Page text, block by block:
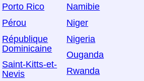
Porto Rico
Pérou
République
Dominicaine
Saint-Kitts-et-
Nevis
Namibie
Niger
Nigeria
Ouganda
Rwanda